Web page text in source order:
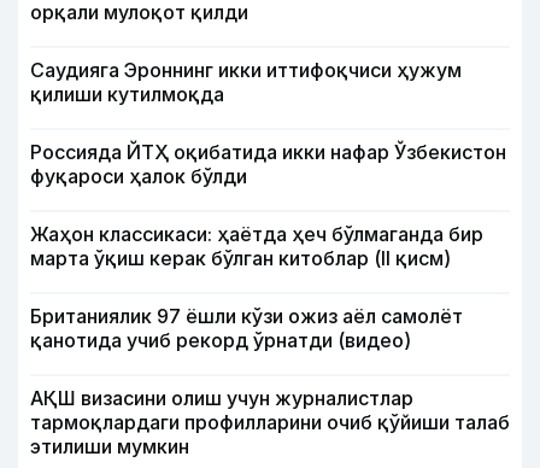
орқали мулоқот қилди
Саудияга Эроннинг икки иттифоқчиси ҳужум
қилиши кутилмоқда
Россияда ЙТҲ оқибатида икки нафар Ўзбекистон
фуқароси ҳалок бўлди
Жаҳон классикаси: ҳаётда ҳеч бўлмаганда бир
марта ўқиш керак бўлган китоблар (II қисм)
Британиялик 97 ёшли кўзи ожиз аёл самолёт
қанотида учиб рекорд ўрнатди (видео)
АҚШ визасини олиш учун журналистлар
тармоқлардаги профилларини очиб қўйиши талаб
этилиши мумкин